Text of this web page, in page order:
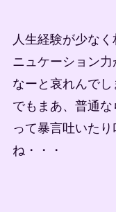
人生経験が少な
ニュケーション
なーと哀れんでし
でもまあ、普通
って暴言吐いた
ね・・・